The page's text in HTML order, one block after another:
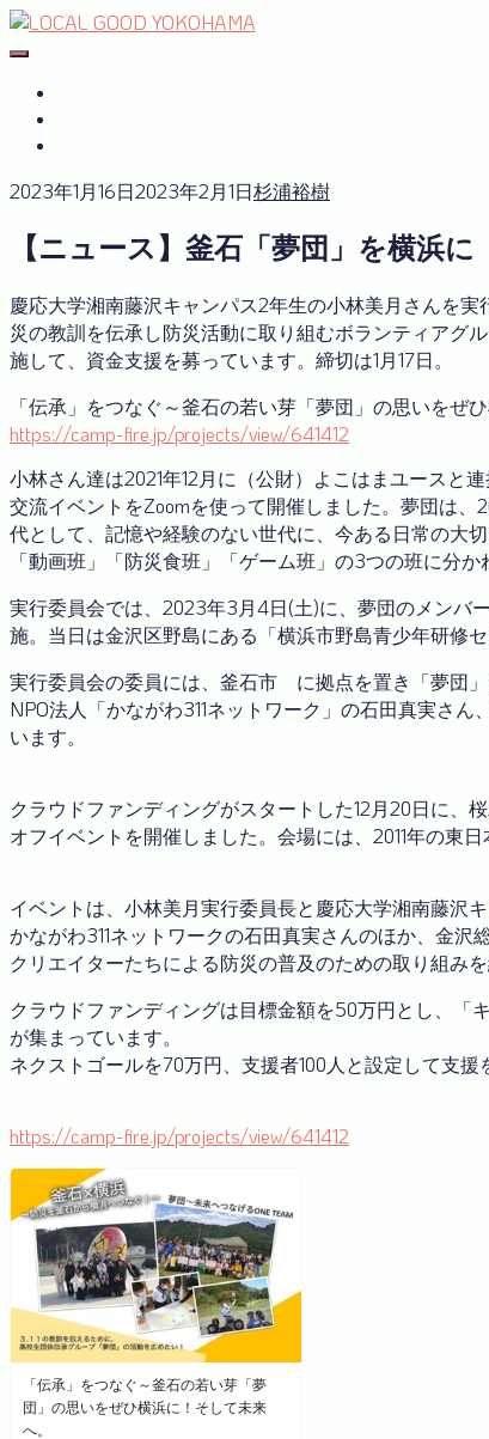
Skip
to
2023年1月16日2023年2月1日杉浦裕樹
【ニュース】釜石「夢団」を横
慶応大学湘南藤沢キャンパス2年生の小林美月さんを
災の教訓を伝承し防災活動に取り組むボランティアグ
施して、資金支援を募っています。締切は1月17日。
「伝承」をつなぐ～釜石の若い芽「夢団」の思いをぜ
https://camp-fire.jp/projects/view/641412
小林さん達は2021年12月に（公財）よこはまユースと
交流イベントをZoomを使って開催しました。夢団は
代として、記憶や経験のない世代に、今ある日常の大
「動画班」「防災食班」「ゲーム班」の3つの班に分か
実行委員会では、2023年3月4日(土)に、夢団のメンバ
施。当日は金沢区野島にある「横浜市野島青少年研修
実行委員会の委員には、釜石市 に拠点を置き「夢団
NPO法人「かながわ311ネットワーク」の石田真実さ
います。
クラウドファンディングがスタートした12月20日に、
オフイベントを開催しました。会場には、2011年の東
イベントは、小林美月実行委員長と慶応大学湘南藤沢
かながわ311ネットワークの石田真実さんのほか、金
クリエイターたちによる防災の普及のための取り組み
クラウドファンディングは目標金額を50万円とし、「
が集まっています。
ネクストゴールを70万円、支援者100人と設定して支援
https://camp-fire.jp/projects/view/641412